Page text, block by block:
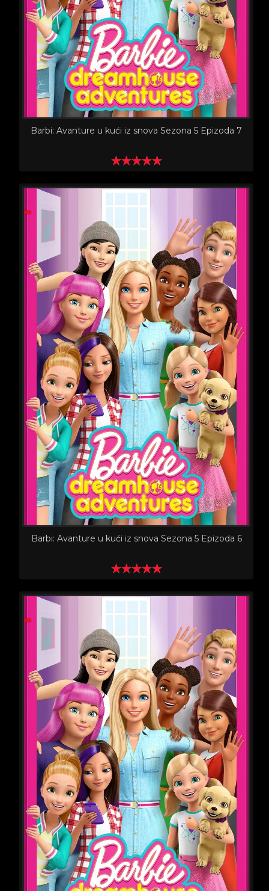
Barbi: Avanture u kući iz snova Sezona 5 Epizoda 7
Barbi: Avanture u kući iz snova Sezona 5 Epizoda 6